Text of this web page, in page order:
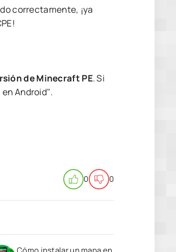
correctamente, ¡ya
de Minecraft PE. Si
Android".
0 0